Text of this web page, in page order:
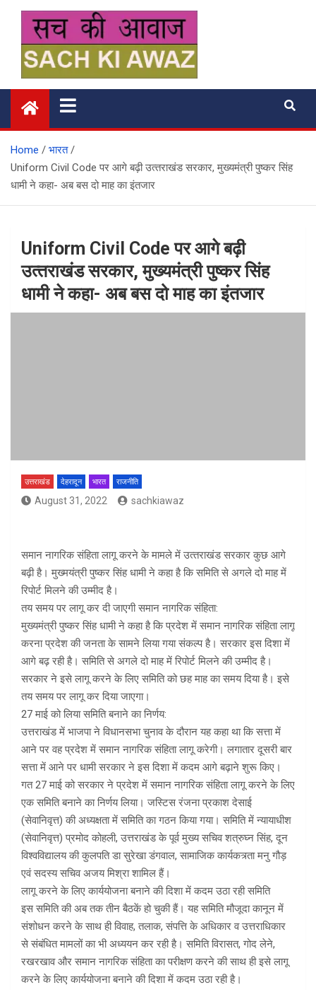
content
सच की आवाज
Home
भारत
Uniform Civil Code पर आगे बढ़ी उत्‍तराखंड सरकार, मुख्यमंत्री पुष्कर सिंह
धामी ने कहा- अब बस दो माह का इंतजार
Uniform Civil Code पर आगे बढ़ी
उत्‍तराखंड सरकार, मुख्यमंत्री पुष्कर सिंह
धामी ने कहा- अब बस दो माह का इंतजार
उत्तराखंड देहरादून भारत राजनीति
August 31, 2022 sachkiawaz
समान नागरिक संहिता लागू करने के मामले में उत्‍तराखंड सरकार कुछ आगे
बढ़ी है। मुख्‍मयंत्री पुष्‍कर सिंह धामी ने कहा है कि समिति से अगले दो माह में
रिपोर्ट मिलने की उम्मीद है।
तय समय पर लागू कर दी जाएगी समान नागरिक संहिता:
मुख्यमंत्री पुष्कर सिंह धामी ने कहा है कि प्रदेश में समान नागरिक संहिता लागू
करना प्रदेश की जनता के सामने लिया गया संकल्प है। सरकार इस दिशा में
आगे बढ़ रही है। समिति से अगले दो माह में रिपोर्ट मिलने की उम्मीद है।
सरकार ने इसे लागू करने के लिए समिति को छह माह का समय दिया है। इसे
तय समय पर लागू कर दिया जाएगा।
27 माई को लिया समिति बनाने का निर्णय:
उत्तराखंड में भाजपा ने विधानसभा चुनाव के दौरान यह कहा था कि सत्ता में
आने पर वह प्रदेश में समान नागरिक संहिता लागू करेगी। लगातार दूसरी बार
सत्ता में आने पर धामी सरकार ने इस दिशा में कदम आगे बढ़ाने शुरू किए।
गत 27 माई को सरकार ने प्रदेश में समान नागरिक संहिता लागू करने के लिए
एक समिति बनाने का निर्णय लिया। जस्टिस रंजना प्रकाश देसाई
(सेवानिवृत्त) की अध्यक्षता में समिति का गठन किया गया। समिति में न्यायाधीश
(सेवानिवृत्त) प्रमोद कोहली, उत्तराखंड के पूर्व मुख्य सचिव शत्रुघ्न सिंह, दून
विश्वविद्यालय की कुलपति डा सुरेखा डंगवाल, सामाजिक कार्यकत्र्ता मनु गौड़
एवं सदस्य सचिव अजय मिश्रा शामिल हैं।
लागू करने के लिए कार्ययोजना बनाने की दिशा में कदम उठा रही समिति
इस समिति की अब तक तीन बैठकें हो चुकी हैं। यह समिति मौजूदा कानून में
संशोधन करने के साथ ही विवाह, तलाक, संपत्ति के अधिकार व उत्तराधिकार
से संबंधित मामलों का भी अध्ययन कर रही है। समिति विरासत, गोद लेने,
रखरखाव और समान नागरिक संहिता का परीक्षण करने की साथ ही इसे लागू
करने के लिए कार्ययोजना बनाने की दिशा में कदम उठा रही है।